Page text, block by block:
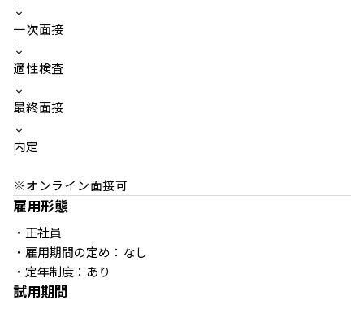
↓
一次面接
↓
適性検査
↓
最終面接
↓
内定
※オンライン面接可
雇用形態
・正社員
・雇用期間の定め：なし
・定年制度：あり
試用期間